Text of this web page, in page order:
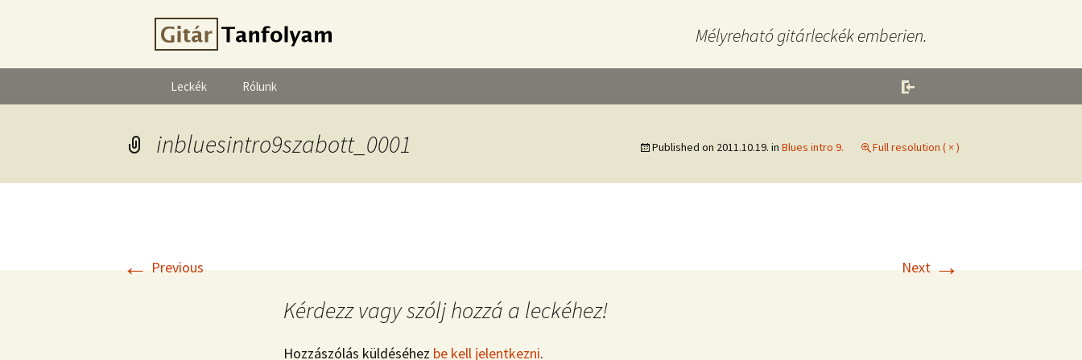
Mélyreható gitárleckék emberien.
Leckék Rólunk
inbluesintro9szabott_0001 Published on 2011.10.19. in Blues intro 9. Full resolution ( × )
←Previous Next→
Kérdezz vagy szólj hozzá a leckéhez!
Hozzászólás küldéséhez be kell jelentkezni.